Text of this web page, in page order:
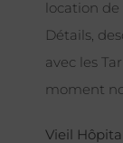
location de
Détails,
avec les
moment
Vieil